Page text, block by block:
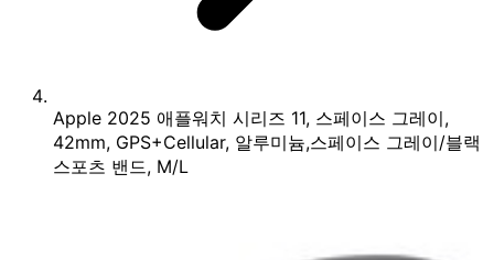
Apple 2025 애플워치 시리즈 11, 스페이스 그레이,
42mm, GPS+Cellular, 알루미늄,스페이스 그레이/블랙
스포츠 밴드, M/L